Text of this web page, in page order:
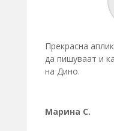
Прекрасна
да пишуваат и
на Дино.
Марина С.